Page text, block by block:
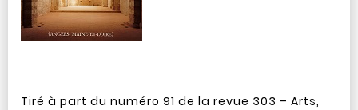
Tiré à part du numéro 91 de la revue 303 – Arts,